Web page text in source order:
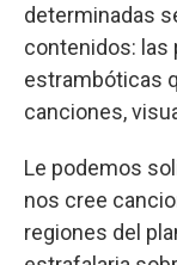
determinadas
contenidos: las
estrambóticas
canciones,
Le podemos
nos cree
regiones del